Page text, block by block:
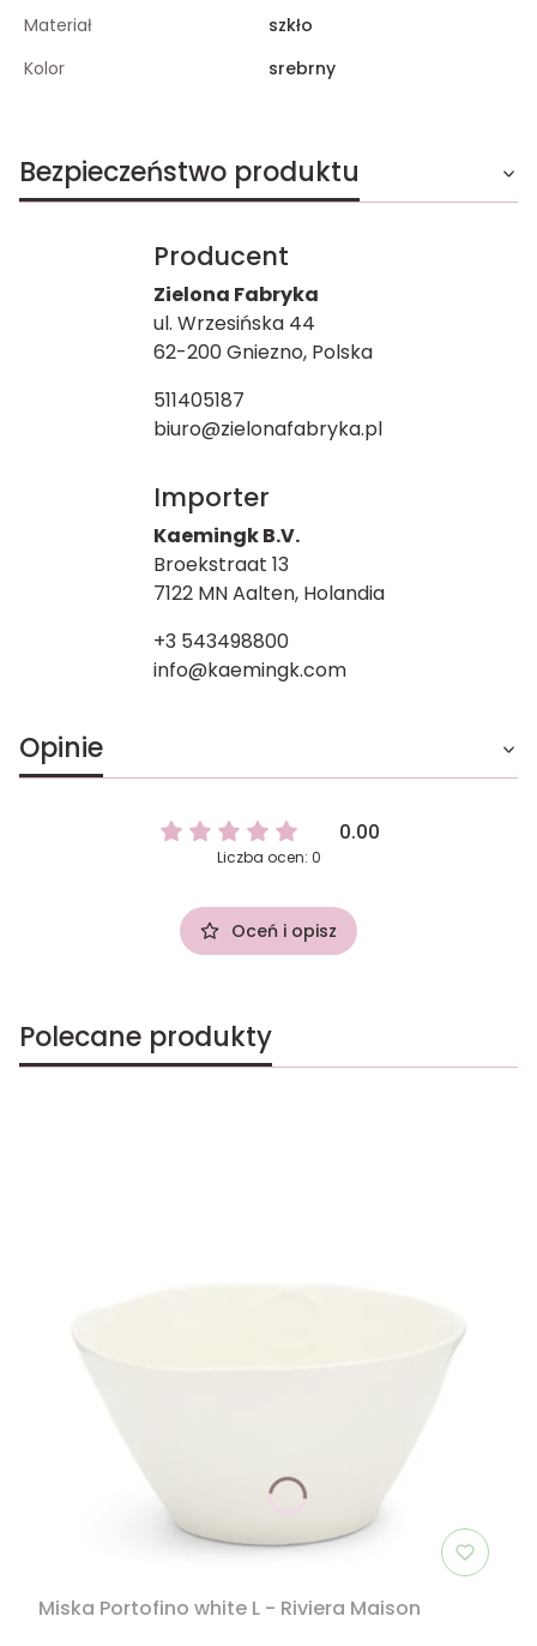
Materiał
szkło
Kolor
srebrny
Bezpieczeństwo produktu
Producent
Zielona Fabryka
ul. Wrzesińska 44
62-200 Gniezno, Polska
511405187
biuro@zielonafabryka.pl
Importer
Kaemingk B.V.
Broekstraat 13
7122 MN Aalten, Holandia
+3 543498800
info@kaemingk.com
Opinie
0.00
Liczba ocen: 0
Oceń i opisz
Polecane produkty
Miska Portofino white L - Riviera Maison